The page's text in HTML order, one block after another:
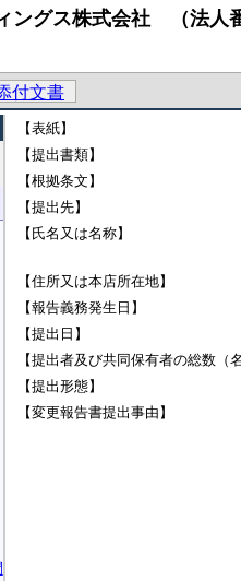
ングス株式会社 （法人
付文書